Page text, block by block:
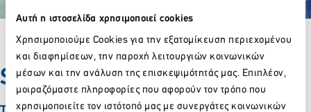
Αυτή η ιστοσελίδα χρησιμοποιεί cookies
Χρησιμοποιούμε Cookies για την εξατομίκευση περιεχομένου
και διαφημίσεων, την παροχή λειτουργιών κοινωνικών
μέσων και την ανάλυση της επισκεψιμότητάς μας. Επιπλέον,
μοιραζόμαστε πληροφορίες που αφορούν τον τρόπο που
χρησιμοποιείτε τον ιστότοπό μας με συνεργάτες κοινωνικών
Successful Post Submission